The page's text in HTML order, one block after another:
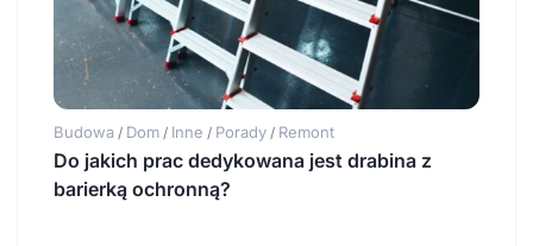
Budowa / Dom / Inne / Porady / Remont
Do jakich prac dedykowana jest drabina z
barierką ochronną?